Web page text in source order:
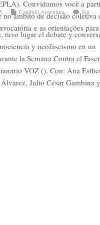
Convidamos você a
âmbito de decisão coletiva
e as orientações
Capítulo Argentina
Sin
tuvo lugar el debate y
y neofascismo en un
la Semana Contra el
VOZ (). Con: Ana
Julio César Gambina y